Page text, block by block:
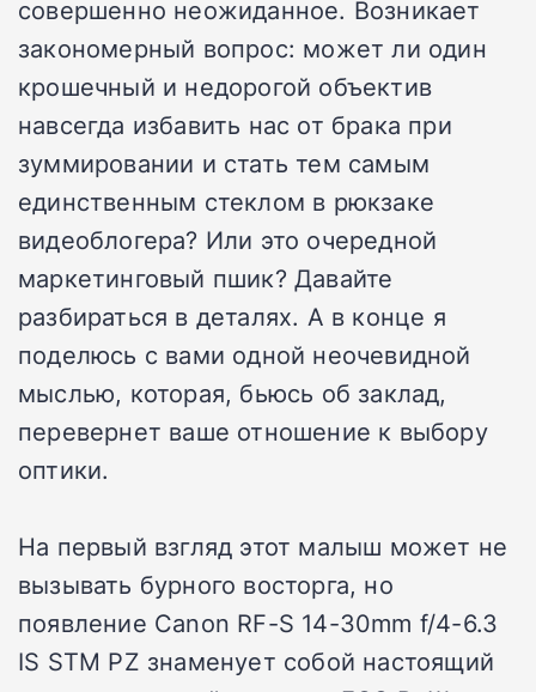
совершенно неожиданное. Возникает
закономерный вопрос: может ли один
крошечный и недорогой объектив
навсегда избавить нас от брака при
зуммировании и стать тем самым
единственным стеклом в рюкзаке
видеоблогера? Или это очередной
маркетинговый пшик? Давайте
разбираться в деталях. А в конце я
поделюсь с вами одной неочевидной
мыслью, которая, бьюсь об заклад,
перевернет ваше отношение к выбору
оптики.
На первый взгляд этот малыш может не
вызывать бурного восторга, но
появление Canon RF-S 14-30mm f/4-6.3
IS STM PZ знаменует собой настоящий